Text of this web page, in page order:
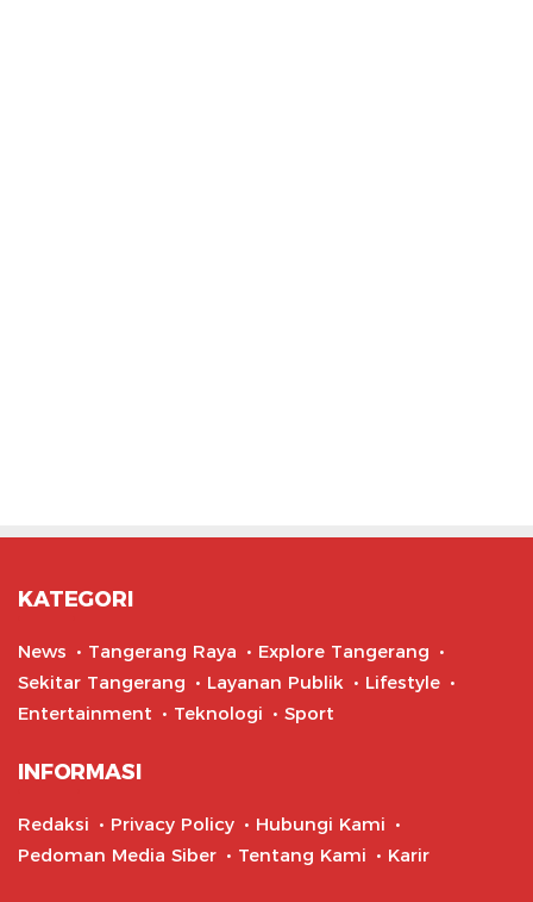
KATEGORI
News Tangerang Raya
Explore Tangerang
Sekitar Tangerang
Layanan Publik
Lifestyle
Entertainment
Teknologi Sport
INFORMASI
Redaksi Privacy Policy
Hubungi Kami
Pedoman Media Siber
Tentang Kami Karir